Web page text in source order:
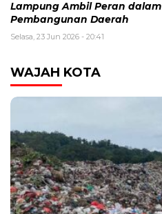
Lampung Ambil Peran dalam
Pembangunan Daerah
Selasa, 23 Jun 2026 - 20:41
WAJAH KOTA